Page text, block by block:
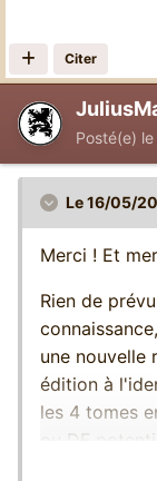
Citer
Posté(e)
Le 16/05/
Merci ! Et
Rien de
une nouvelle
édition à
les 4 tomes
ou DF
dans un